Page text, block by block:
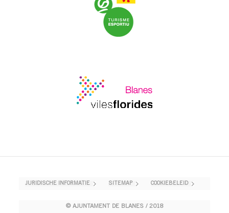
JURIDISCHE INFORMATIE SITEMAP COOKIEBELEID
© AJUNTAMENT DE BLANES / 2018